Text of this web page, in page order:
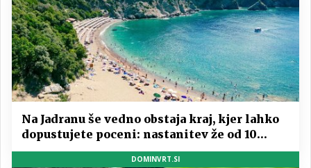
Na Jadranu še vedno obstaja kraj, kjer lahko
dopustujete poceni: nastanitev že od 10
evrov, kosilo za pet evrov
DOMINVRT.SI